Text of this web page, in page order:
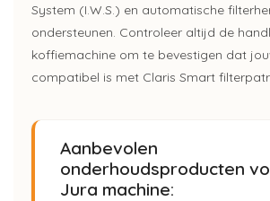
System (I.W.S.) en automatische
ondersteunen. Controleer altijd de
koffiemachine om te bevestigen dat
compatibel is met Claris Smart
Aanbevolen
onderhoudsproducten
Jura machine: